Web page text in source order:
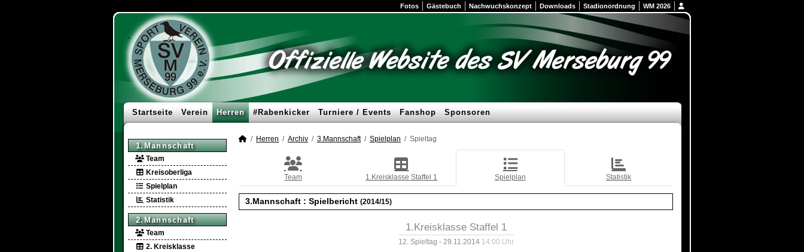
Fotos Gästebuch Nachwuchskonzept Downloads Stadionordnung WM 2026
Startseite Verein Herren #Rabenkicker Turniere / Events Fanshop Sponsoren
1.Mannschaft
Team
Kreisoberliga
Spielplan
Statistik
2.Mannschaft
Team
2. Kreisklasse
Herren Archiv 3.Mannschaft Spielplan Spieltag
Team 1.Kreisklasse Staffel 1 Spielplan Statistik
3.Mannschaft : Spielbericht (2014/15)
1.Kreisklasse Staffel 1
12. Spieltag - 29.11.2014 14:00 Uhr